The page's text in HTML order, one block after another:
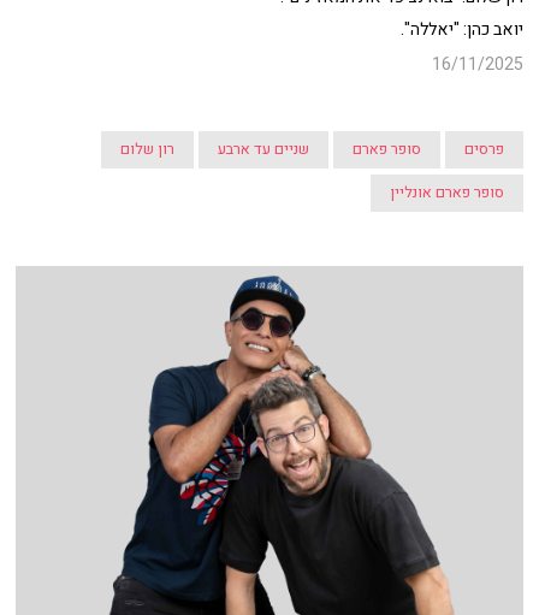
יואב כהן: "יאללה".
16/11/2025
פרסים סופר פארם שניים עד ארבע
רון שלום
סופר פארם אונליין